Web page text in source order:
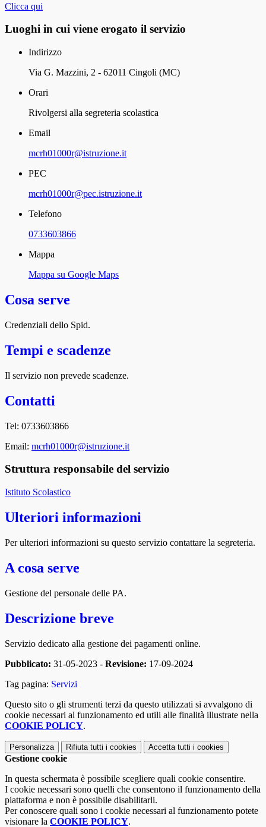
Clicca qui
Luoghi in cui viene erogato il servizio
Indirizzo
Via G. Mazzini, 2 - 62011 Cingoli (MC)
Orari
Rivolgersi alla segreteria scolastica
Email
mcrh01000r@istruzione.it
PEC
mcrh01000r@pec.istruzione.it
Telefono
0733603866
Mappa
Mappa su Google Maps
Cosa serve
Credenziali dello Spid.
Tempi e scadenze
Il servizio non prevede scadenze.
Contatti
Tel: 0733603866
Email: mcrh01000r@istruzione.it
Struttura responsabile del servizio
Istituto Scolastico
Ulteriori informazioni
Per ulteriori informazioni su questo servizio contattare la segreteria.
A cosa serve
Gestione del personale delle PA.
Descrizione breve
Servizio dedicato alla gestione dei pagamenti online.
Pubblicato: 31-05-2023 - Revisione: 17-09-2024
Tag pagina: Servizi
Questo sito o gli strumenti terzi da questo utilizzati si avvalgono di
cookie necessari al funzionamento ed utili alle finalità illustrate nella
COOKIE POLICY.
Personalizza Rifiuta tutti i cookies Accetta tutti i cookies
Gestione cookie
In questa schermata è possibile scegliere quali cookie consentire.
I cookie necessari sono quelli che consentono il funzionamento della
piattaforma e non è possibile disabilitarli.
Per conoscere quali sono i cookie necessari al funzionamento potete
visionare la COOKIE POLICY.